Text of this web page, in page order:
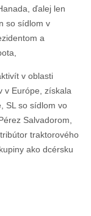
ďalej len
so sídlom v
a
v oblasti
v Európe, získala
SL so sídlom vo
Salvadorom,
traktorového
ako dcérsku